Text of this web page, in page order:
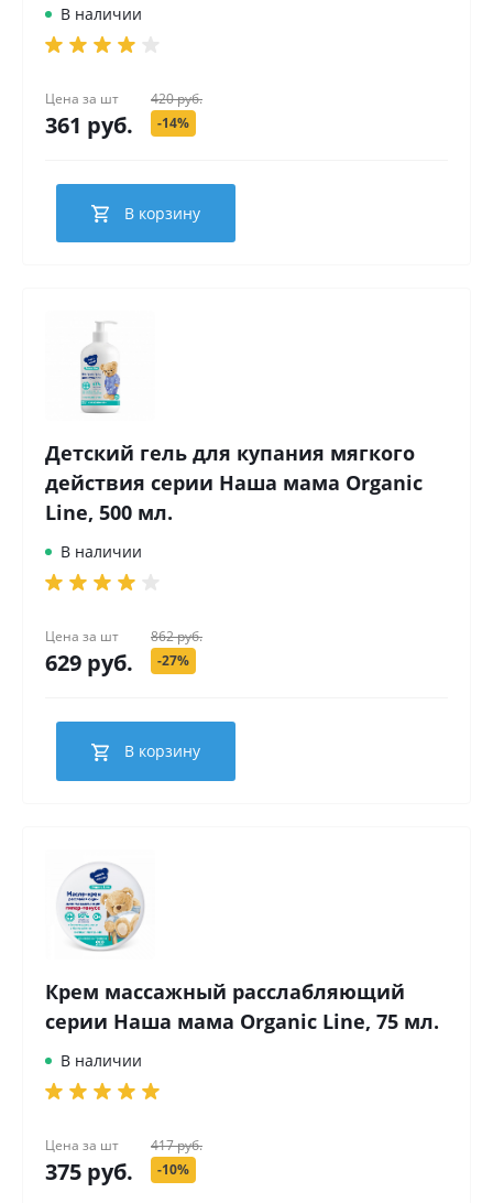
В наличии
Цена за шт
361 руб.
420 руб.
-14%
В корзину
Детский гель для купания мягкого
действия серии Наша мама Organic
Line, 500 мл.
В наличии
Цена за шт
629 руб.
862 руб.
-27%
В корзину
Крем массажный расслабляющий
серии Наша мама Organic Line, 75 мл.
В наличии
Цена за шт
375 руб.
417 руб.
-10%